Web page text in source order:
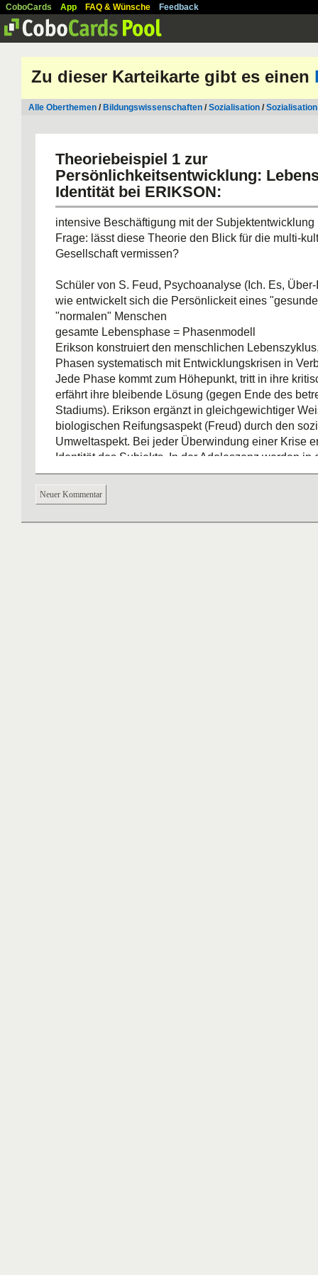
CoboCards App FAQ & Wünsche Feedback
Zu dieser Karteikarte gibt es einen
Alle Oberthemen / Bildungswissenschaften /Sozialisation /
Theoriebeispiel 1 zur
Persönlichkeitsentwicklung:
Identität bei ERIKSON:
intensive Beschäftigung mit der Subjektentwicklung
Frage: lässt diese Theorie den Blick für die multi-
Gesellschaft vermissen?
Schüler von S. Feud, Psychoanalyse (Ich. Es, Über-
wie entwickelt sich die Persönlickeit eines
"normalen" Menschen
gesamte Lebensphase = Phasenmodell
Erikson konstruiert den menschlichen
Phasen systematisch mit Entwicklungskrisen in
Jede Phase kommt zum Höhepunkt, tritt in ihre
erfährt ihre bleibende Lösung (gegen Ende des
Stadiums). Erikson ergänzt in gleichgewichtiger
biologischen Reifungsaspekt (Freud) durch den
Umweltaspekt. Bei jeder Überwindung einer Krise
Identität des Subjekts. In der Adoleszenz werden in
krisenhaften Prozess alle bisherigen
gestellt und in qualitativ neuer Weise
(psychozoziales Moratorium)
Kritik: Erikson geht von weissen Amerikanern aus,
Neuer Kommentar